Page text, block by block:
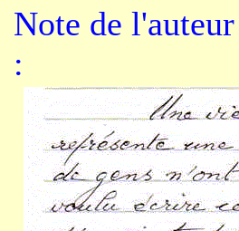
Note de l'auteur
: